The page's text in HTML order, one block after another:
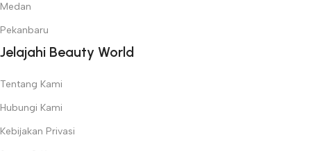
Medan
Pekanbaru
Jelajahi Beauty World
Tentang Kami
Hubungi Kami
Kebijakan Privasi